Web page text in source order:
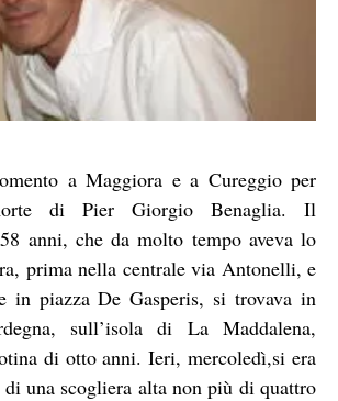
a Maggiora e a Cureggio per
di Pier Giorgio Benaglia. Il
anni, che da molto tempo aveva lo
prima nella centrale via Antonelli, e
in piazza De Gasperis, si trovava in
sull’isola di La Maddalena,
di otto anni. Ieri, mercoledì,si era
di una scogliera alta non più di quattro